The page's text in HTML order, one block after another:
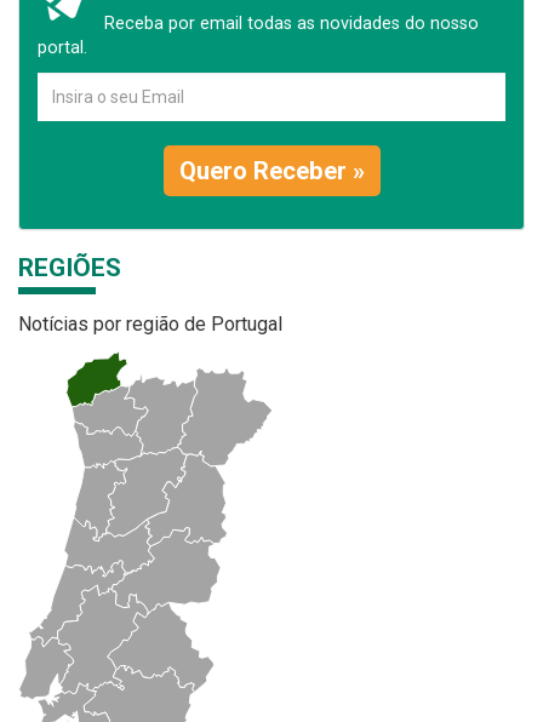
Receba por email todas as novidades do nosso
portal.
Quero Receber »
REGIÕES
Notícias por região de Portugal